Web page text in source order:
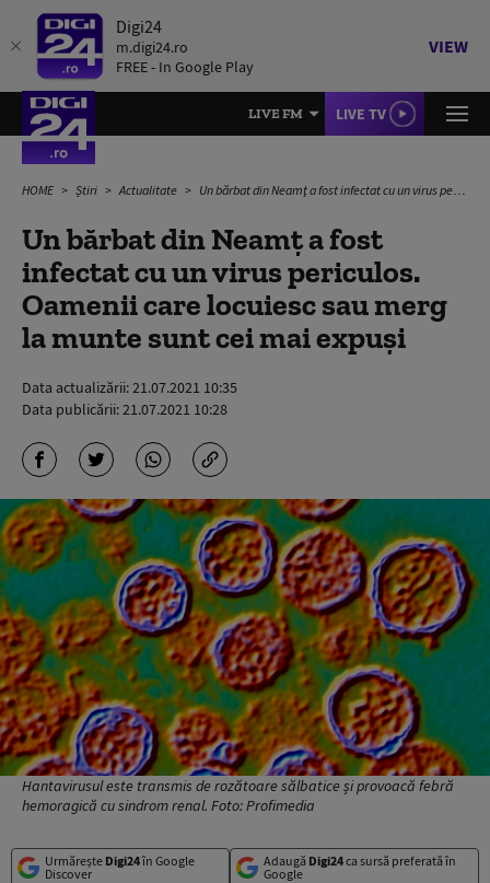
Digi24
m.digi24.ro
FREE - In Google Play
VIEW
LIVE FM LIVE TV
HOME Știri Actualitate Un bărbat din Neamț a fost infectat cu un virus periculos. Oamenii care locuiesc sau merg la munte sunt cei mai expuși
Un bărbat din Neamț a fost
infectat cu un virus periculos.
Oamenii care locuiesc sau merg
la munte sunt cei mai expuși
Data actualizării:21.07.2021 10:35
Data publicării:21.07.2021 10:28
Hantavirusul este transmis de rozătoare sălbatice și provoacă febră
hemoragică cu sindrom renal. Foto: Profimedia
Urmărește Digi24în Google
Discover
Adaugă Digi24ca sursă preferată în
Google